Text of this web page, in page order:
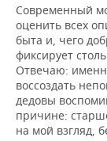
Современный
оценить всех
быта и, чего
фиксирует
Отвечаю:
воссоздать
дедовы
причине:
на мой взгляд,